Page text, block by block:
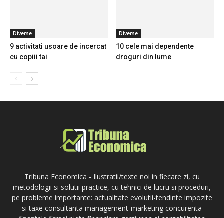
Diverse
9 activitati usoare de incercat
cu copiii tai
Diverse
10 cele mai dependente
droguri din lume
Tribuna Economica - Ilustratii/texte noi in fiecare zi, cu
metodologii si solutii practice, cu tehnici de lucru si proceduri,
pe probleme importante: actualitate evolutii-tendinte impozite
si taxe consultanta management-marketing concurenta